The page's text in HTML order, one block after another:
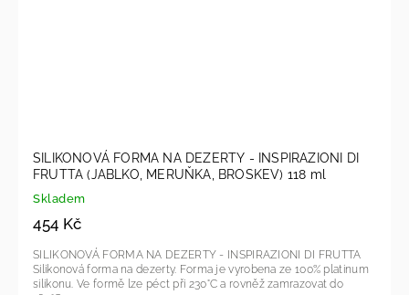
SILIKONOVÁ FORMA NA DEZERTY - INSPIRAZIONI DI
FRUTTA (JABLKO, MERUŇKA, BROSKEV) 118 ml
Skladem
454 Kč
SILIKONOVÁ FORMA NA DEZERTY - INSPIRAZIONI DI FRUTTA
Silikonová forma na dezerty. Forma je vyrobena ze 100% platinum
silikonu. Ve formě lze péct při 230°C a rovněž zamrazovat do